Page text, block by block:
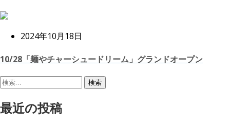
2024年10月18日
10/28「麺やチャーシュードリーム」グランドオープン
検
最近の投稿